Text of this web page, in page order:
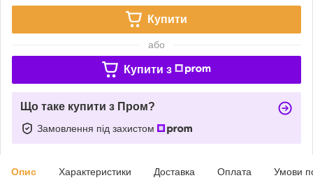
Купити
або
Купити з
Що таке купити з Пром?
Замовлення під захистом
Опис Характеристики Доставка Оплата Умови